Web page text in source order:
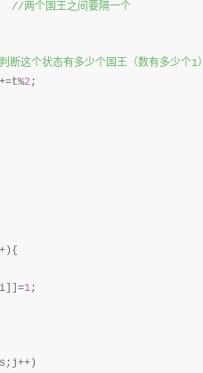
//两个国王之间要隔一个
判断这个状态有多少个国王（数有多少个1）
2;
){
1;
)